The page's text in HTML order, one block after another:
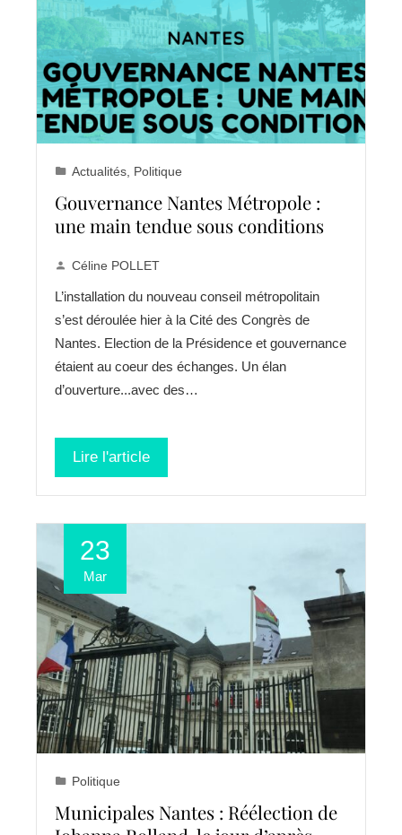
Actualités Politique
Gouvernance Nantes Métropole :
une main tendue sous conditions
Céline POLLET
L’installation du nouveau conseil métropolitain
s’est déroulée hier à la Cité des Congrès de
Nantes. Election de la Présidence et gouvernance
étaient au coeur des échanges. Un élan
d’ouverture...avec des…
Lire l'article
23
Mar
Politique
Municipales Nantes : Réélection de